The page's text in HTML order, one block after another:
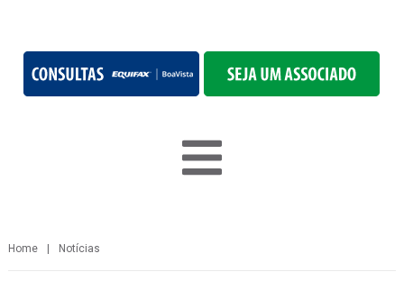
Home Notícias